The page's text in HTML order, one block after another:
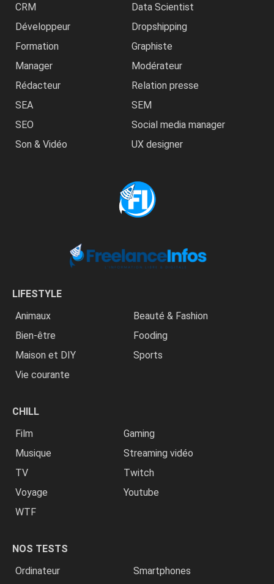
CRM
Data Scientist
Développeur
Dropshipping
Formation
Graphiste
Manager
Modérateur
Rédacteur
Relation presse
SEA
SEM
SEO
Social media manager
Son & Vidéo
UX designer
LIFESTYLE
Animaux
Beauté & Fashion
Bien-être
Fooding
Maison et DIY
Sports
Vie courante
CHILL
Film
Gaming
Musique
Streaming vidéo
TV
Twitch
Voyage
Youtube
WTF
NOS TESTS
Ordinateur
Smartphones